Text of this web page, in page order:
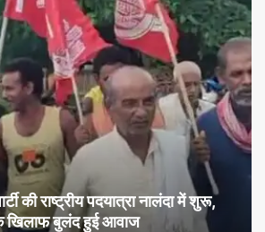
की राष्ट्रीय पदयात्रा नालंदा में शुरू,
के खिलाफ बुलंद हुई आवाज